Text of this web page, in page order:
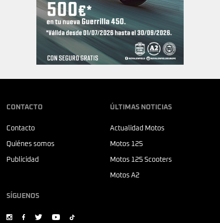
CONTACTO
Contacto
Quiénes somos
Publicidad
ÚLTIMAS NOTICIAS
Actualidad Motos
Motos 125
Motos 125 Scooters
Motos A2
SÍGUENOS